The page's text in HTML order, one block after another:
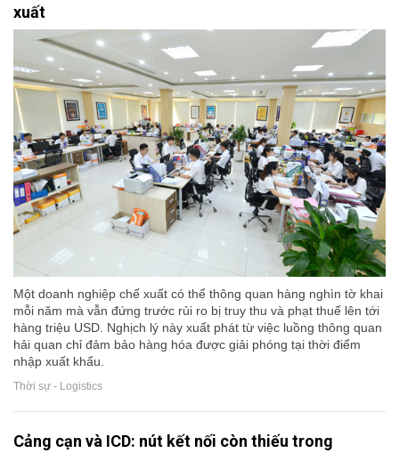
xuất
Một doanh nghiệp chế xuất có thể thông quan hàng nghìn tờ khai
mỗi năm mà vẫn đứng trước rủi ro bị truy thu và phạt thuế lên tới
hàng triệu USD. Nghịch lý này xuất phát từ việc luồng thông quan
hải quan chỉ đảm bảo hàng hóa được giải phóng tại thời điểm
nhập xuất khẩu.
Thời sự - Logistics
Cảng cạn và ICD: nút kết nối còn thiếu trong